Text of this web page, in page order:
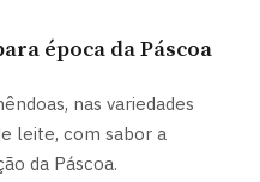
época da Páscoa
nas variedades
leite, com sabor a
da Páscoa.